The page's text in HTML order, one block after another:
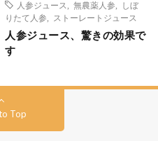
人参ジュース
無農薬人参
しぼ
りたて人参
ストーレートジュース
人参ジュース、驚きの効果で
す
Top